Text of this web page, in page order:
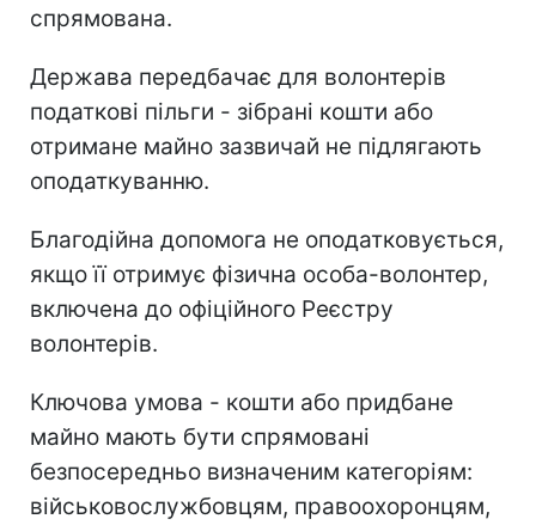
спрямована.
Держава передбачає для волонтерів
податкові пільги - зібрані кошти або
отримане майно зазвичай не підлягають
оподаткуванню.
Благодійна допомога не оподатковується,
якщо її отримує фізична особа-волонтер,
включена до офіційного Реєстру
волонтерів.
Ключова умова - кошти або придбане
майно мають бути спрямовані
безпосередньо визначеним категоріям:
військовослужбовцям, правоохоронцям,